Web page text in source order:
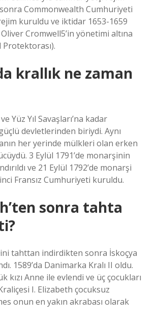
Commonwealth Cumhuriyeti
kuruldu ve iktidar 1653-1659
Oliver Cromwell5’in yönetimi altına
krallık ne zaman
Yüz Yıl Savaşları’na kadar
devletlerinden biriydi. Aynı
her yerinde mülkleri olan erken
3 Eylül 1791’de monarşinin
ve 21 Eylül 1792’de monarşi
Fransız Cumhuriyeti kuruldu.
sonra tahta
tahttan indirdikten sonra İskoçya
1589’da Danimarka Kralı II oldu.
kızı Anne ile evlendi ve üç çocukları
I. Elizabeth çocuksuz
onun en yakın akrabası olarak